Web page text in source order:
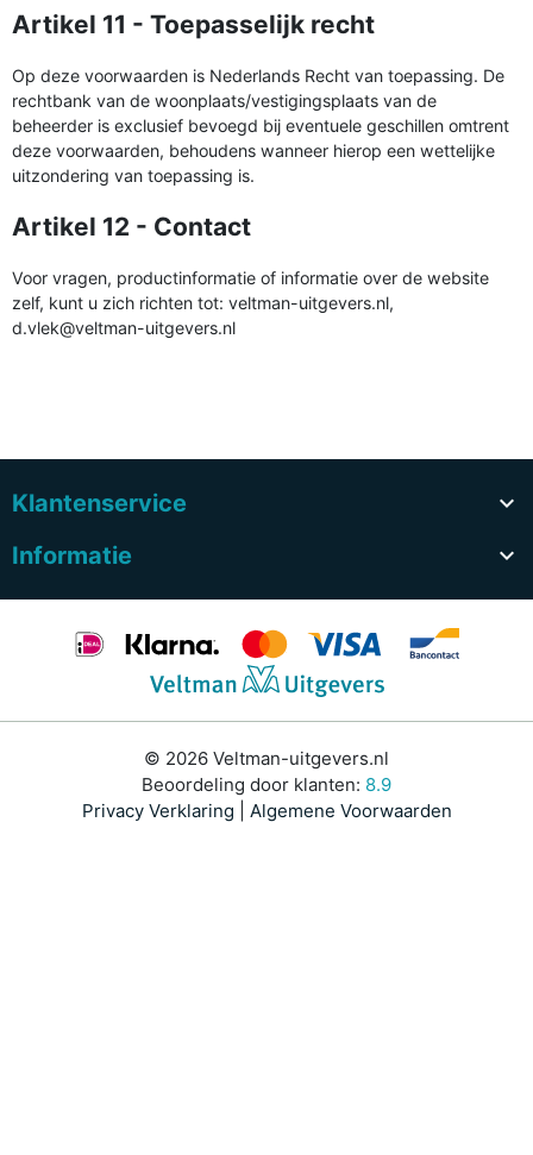
Artikel 11 - Toepasselijk recht
Op deze voorwaarden is Nederlands Recht van toepassing. De
rechtbank van de woonplaats/vestigingsplaats van de
beheerder is exclusief bevoegd bij eventuele geschillen omtrent
deze voorwaarden, behoudens wanneer hierop een wettelijke
uitzondering van toepassing is.
Artikel 12 - Contact
Voor vragen, productinformatie of informatie over de website
zelf, kunt u zich richten tot: veltman-uitgevers.nl,
d.vlek@veltman-uitgevers.nl
Klantenservice

Informatie

© 2026 Veltman-uitgevers.nl
Beoordeling door klanten: 8.9
Privacy Verklaring
Algemene Voorwaarden